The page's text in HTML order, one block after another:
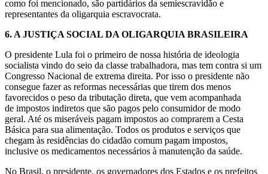
como foi mencionado, são partidários da semiescravidão e
representantes da oligarquia escravocrata.
6. A JUSTIÇA SOCIAL DA OLIGARQUIA BRASILEIRA
O presidente Lula foi o primeiro de nossa história de ideologia
socialista vindo do seio da classe trabalhadora, mas tem contra si um
Congresso Nacional de extrema direita. Por isso o presidente não
consegue fazer as reformas necessárias que tirem dos menos
favorecidos o peso da tributação direta, que vem acompanhada
de impostos indiretos que são pagos pelo consumidor de modo
geral. Até os miseráveis pagam impostos ao comprarem a Cesta
Básica para sua alimentação. Todos os produtos e serviços que
chegam às residências do cidadão comum pagam impostos,
inclusive os medicamentos necessários à manutenção da saúde.
No Brasil, o presidente, os governadores dos Estados e os prefeitos